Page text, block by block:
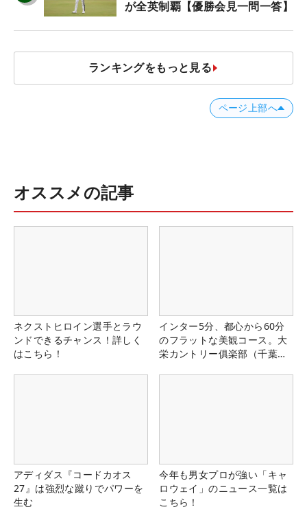
が全英制覇【優勝会見一問一答】
ランキングをもっと見る
ページ上部へ
オススメの記事
ネクストヒロイン選手とラウ
ンドできるチャンス！詳しく
はこちら！
インター5分、都心から60分
のフラットな美観コース。大
栄カントリー俱楽部（千葉
アディダス『コードカオス
27』は強烈な蹴りでパワーを
生む
今年も男女プロが強い「キャ
ロウェイ」のニュース一覧は
こちら！